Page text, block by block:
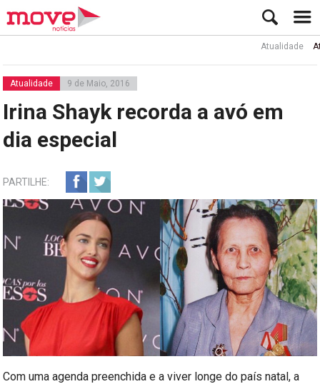
Atualidade Ator
Atualidade 9 de Maio, 2016
Irina Shayk recorda a avó em
dia especial
PARTILHE:
Com uma agenda preenchida e a viver longe do país natal, a